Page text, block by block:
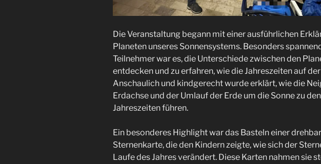
Die Veranstaltung begann mit einer ausführlichen
Planeten unseres Sonnensystems. Besonders
Teilnehmer war es, die Unterschiede zwischen den
entdecken und zu erfahren, wie die Jahreszeiten auf
Anschaulich und kindgerecht wurde erklärt, wie die
Erdachse und der Umlauf der Erde um die Sonne zu
Jahreszeiten führen.
Ein besonderes Highlight war das Basteln einer
Sternenkarte, die den Kindern zeigte, wie sich der
Laufe des Jahres verändert. Diese Karten nahmen sie